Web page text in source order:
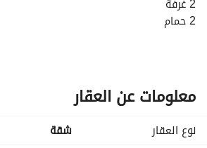
2 حمام
للتواصل مجدي : عرض معلومات الاتصال
معلومات عن العقار
نوع العقار
شقة